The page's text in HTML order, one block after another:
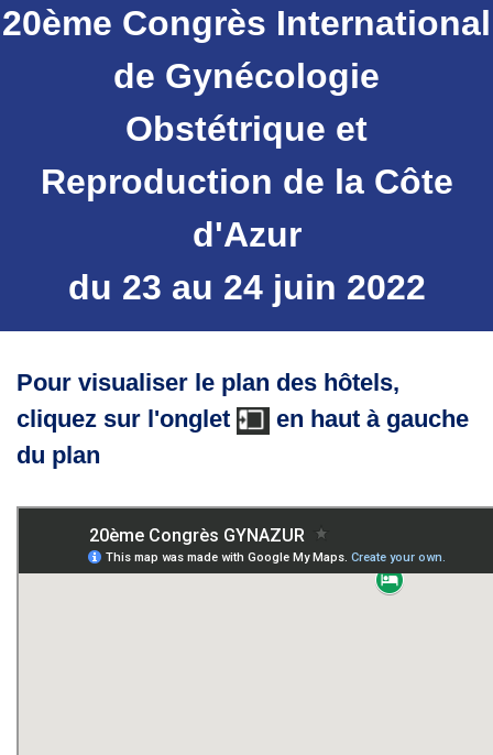
20ème Congrès International
de Gynécologie
Obstétrique et
Reproduction de la Côte
d'Azur
du 23 au 24 juin 2022
Pour visualiser le plan des hôtels,
cliquez sur l'onglet
en haut à gauche
du plan